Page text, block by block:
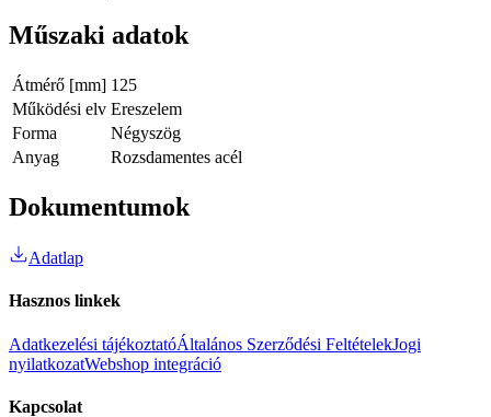
Műszaki adatok
Átmérő [mm] 125
Működési elv Ereszelem
Forma
Négyszög
Anyag
Rozsdamentes acél
Dokumentumok
Adatlap
Hasznos linkek
Adatkezelési tájékoztatóÁltalános Szerződési FeltételekJogi
nyilatkozatWebshop integráció
Kapcsolat